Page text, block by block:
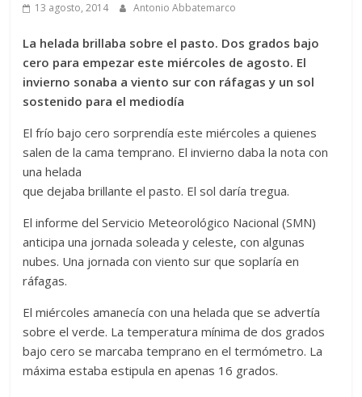
13 agosto, 2014 Antonio Abbatemarco
La helada brillaba sobre el pasto. Dos grados bajo
cero para empezar este miércoles de agosto. El
invierno sonaba a viento sur con ráfagas y un sol
sostenido para el mediodía
El frío bajo cero sorprendía este miércoles a quienes
salen de la cama temprano. El invierno daba la nota con
una helada
que dejaba brillante el pasto. El sol daría tregua.
El informe del Servicio Meteorológico Nacional (SMN)
anticipa una jornada soleada y celeste, con algunas
nubes. Una jornada con viento sur que soplaría en
ráfagas.
El miércoles amanecía con una helada que se advertía
sobre el verde. La temperatura mínima de dos grados
bajo cero se marcaba temprano en el termómetro. La
máxima estaba estipula en apenas 16 grados.